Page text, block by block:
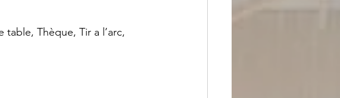
Thèque, Tir a l’arc,